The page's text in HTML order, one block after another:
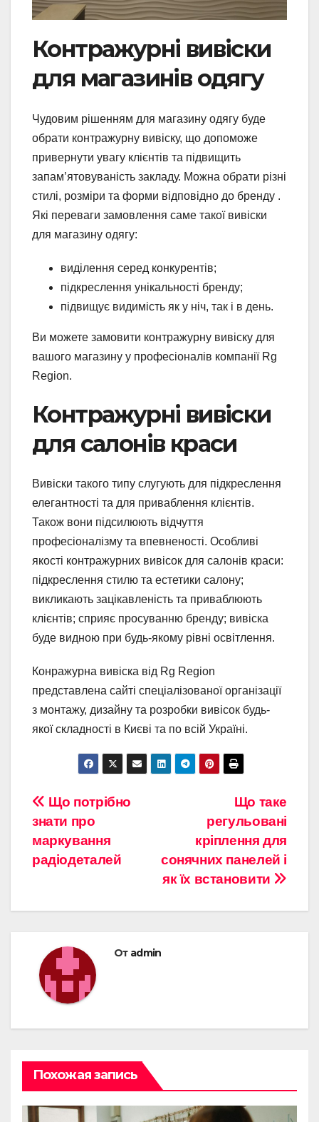
Контражурні вивіски
для магазинів одягу
Чудовим рішенням для магазину одягу буде
обрати контражурну вивіску, що допоможе
привернути увагу клієнтів та підвищить
запам’ятовуваність закладу. Можна обрати різні
стилі, розміри та форми відповідно до бренду .
Які переваги замовлення саме такої вивіски
для магазину одягу:
виділення серед конкурентів;
підкреслення унікальності бренду;
підвищує видимість як у ніч, так і в день.
Ви можете замовити контражурну вивіску для
вашого магазину у професіоналів компанії Rg
Region.
Контражурні вивіски
для салонів краси
Вивіски такого типу слугують для підкреслення
елегантності та для приваблення клієнтів.
Також вони підсилюють відчуття
професіоналізму та впевненості. Особливі
якості контражурних вивісок для салонів краси:
підкреслення стилю та естетики салону;
викликають зацікавленість та приваблюють
клієнтів; сприяє просуванню бренду; вивіска
буде видною при будь-якому рівні освітлення.
Конражурна вивіска від Rg Region
представлена сайті спеціалізованої організації
з монтажу, дизайну та розробки вивісок будь-
якої складності в Києві та по всій Україні.
Навигация
по
записям
Що таке
регульовані
кріплення для
сонячних панелей і
як їх встановити
Що потрібно
знати про
маркування
радіодеталей
От admin
Похожая запись